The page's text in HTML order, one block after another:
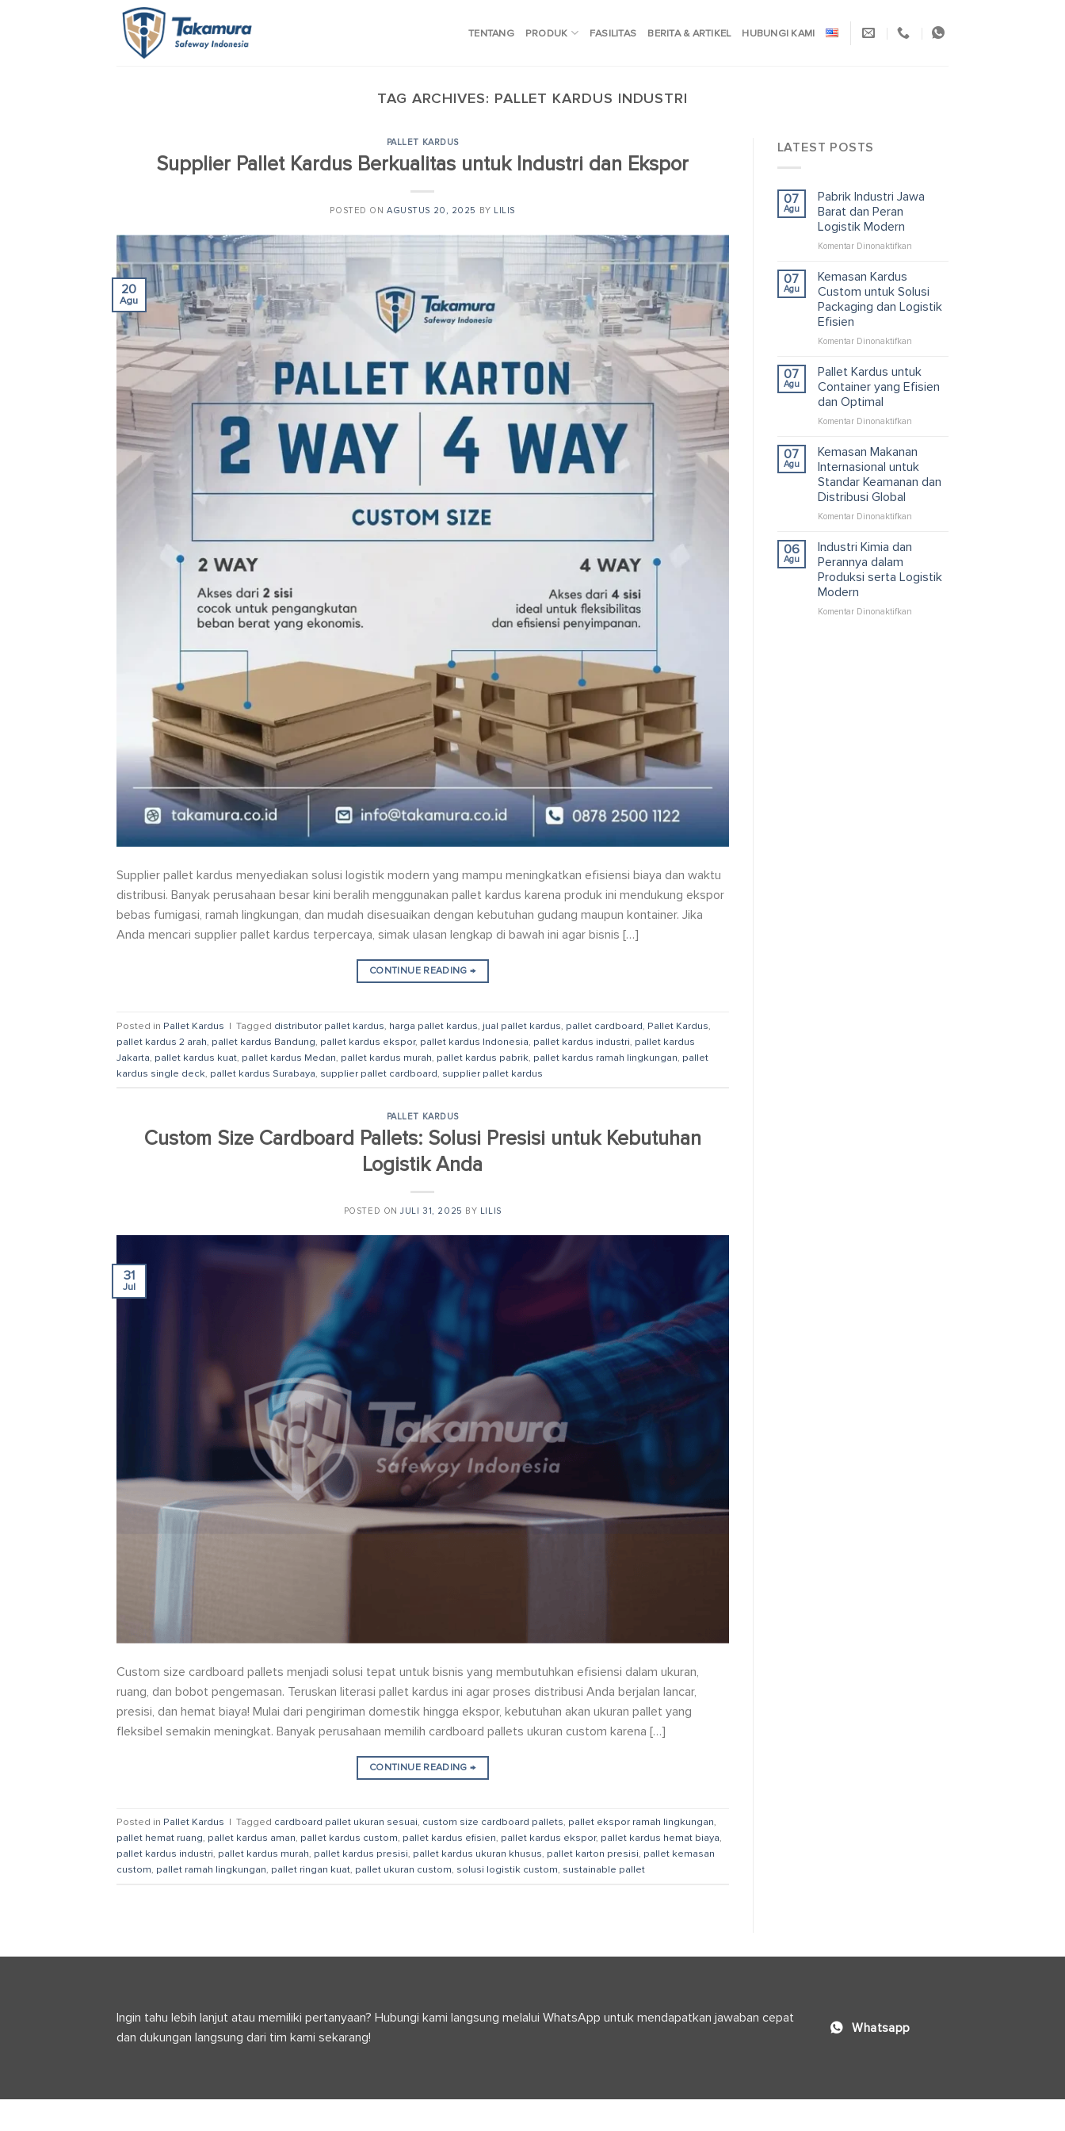
TENTANG PRODUK FASILITAS BERITA & ARTIKEL HUBUNGI KAMI
TAG ARCHIVES: PALLET KARDUS INDUSTRI
PALLET KARDUS
Supplier Pallet Kardus Berkualitas untuk Industri dan Ekspor
POSTED ONAGUSTUS 20, 2025 BY LILIS
20
Agu
Supplier pallet kardus menyediakan solusi logistik modern yang mampu meningkatkan efisiensi biaya dan waktu
distribusi. Banyak perusahaan besar kini beralih menggunakan pallet kardus karena produk ini mendukung ekspor
bebas fumigasi, ramah lingkungan, dan mudah disesuaikan dengan kebutuhan gudang maupun kontainer. Jika
Anda mencari supplier pallet kardus terpercaya, simak ulasan lengkap di bawah ini agar bisnis […]
CONTINUE READING→
Posted in Pallet Kardus | Tagged distributor pallet kardus, harga pallet kardus, jual pallet kardus, pallet cardboard, Pallet Kardus,
pallet kardus 2 arah, pallet kardus Bandung, pallet kardus ekspor, pallet kardus Indonesia, pallet kardus industri, pallet kardus
Jakarta, pallet kardus kuat, pallet kardus Medan, pallet kardus murah, pallet kardus pabrik, pallet kardus ramah lingkungan, pallet
kardus single deck, pallet kardus Surabaya, supplier pallet cardboard, supplier pallet kardus
PALLET KARDUS
Custom Size Cardboard Pallets: Solusi Presisi untuk Kebutuhan
Logistik Anda
POSTED ONJULI 31, 2025 BY LILIS
31
Jul
Custom size cardboard pallets menjadi solusi tepat untuk bisnis yang membutuhkan efisiensi dalam ukuran,
ruang, dan bobot pengemasan. Teruskan literasi pallet kardus ini agar proses distribusi Anda berjalan lancar,
presisi, dan hemat biaya! Mulai dari pengiriman domestik hingga ekspor, kebutuhan akan ukuran pallet yang
fleksibel semakin meningkat. Banyak perusahaan memilih cardboard pallets ukuran custom karena […]
CONTINUE READING→
Posted in Pallet Kardus | Tagged cardboard pallet ukuran sesuai, custom size cardboard pallets, pallet ekspor ramah lingkungan,
pallet hemat ruang, pallet kardus aman, pallet kardus custom, pallet kardus efisien, pallet kardus ekspor, pallet kardus hemat biaya,
pallet kardus industri, pallet kardus murah, pallet kardus presisi, pallet kardus ukuran khusus, pallet karton presisi, pallet kemasan
custom, pallet ramah lingkungan, pallet ringan kuat, pallet ukuran custom, solusi logistik custom, sustainable pallet
LATEST POSTS
07
Agu
Pabrik Industri Jawa
Barat dan Peran
Logistik Modern
Komentar Dinonaktifkanpada
Jawa
Barat
dan
Logistik
07
Agu
Kemasan Kardus
Custom untuk Solusi
Packaging dan Logistik
Efisien
Komentar Dinonaktifkanpada
Kardus
Custom
untuk
Packaging
Logistik
Efisien
07
Agu
Pallet Kardus untuk
Container yang Efisien
dan Optimal
Komentar Dinonaktifkanpada
Kardus
untuk
Container
yang
dan
07
Agu
Kemasan Makanan
Internasional untuk
Standar Keamanan dan
Distribusi Global
Komentar Dinonaktifkanpada
Makanan
Standar
dan
06
Agu
Industri Kimia dan
Perannya dalam
Produksi serta Logistik
Modern
Komentar Dinonaktifkanpada
Ingin tahu lebih lanjut atau memiliki pertanyaan? Hubungi kami langsung melalui WhatsApp untuk mendapatkan jawaban cepat
dan dukungan langsung dari tim kami sekarang!
Whatsapp